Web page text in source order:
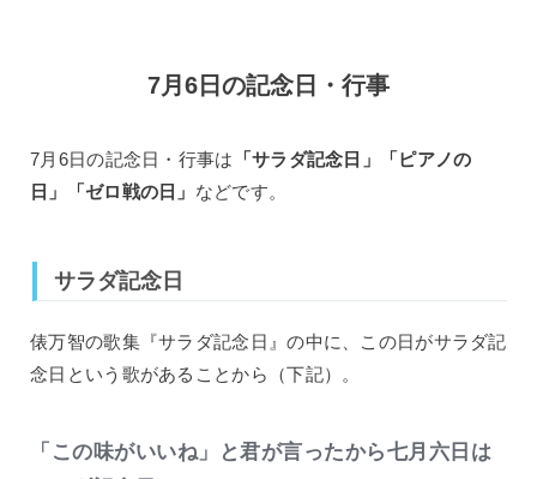
7月6日の記念日・行事
7月6日の記念日・行事は 「サラダ記念日」「ピアノの
日」「ゼロ戦の日」 などです。
サラダ記念日
俵万智の歌集『サラダ記念日』の中に、この日がサラダ記
念日という歌があることから（下記）。
「この味がいいね」と君が言ったから七月六日は